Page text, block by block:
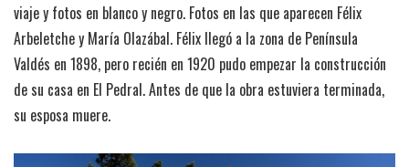
viaje y fotos en blanco y negro. Fotos en las que aparecen Félix
Arbeletche y María Olazábal. Félix llegó a la zona de Península
Valdés en 1898, pero recién en 1920 pudo empezar la construcción
de su casa en El Pedral. Antes de que la obra estuviera terminada,
su esposa muere.